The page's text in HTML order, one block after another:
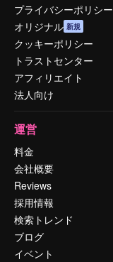
プライバシーポリシー
オリジナル 新規
クッキーポリシー
トラストセンター
アフィリエイト
法人向け
運営
料金
会社概要
Reviews
採用情報
検索トレンド
ブログ
イベント